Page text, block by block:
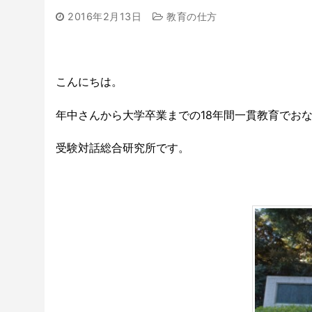
2016年2月13日 教育の仕方
こんにちは。
年中さんから大学卒業までの18年間一貫教育でお
受験対話総合研究所です。